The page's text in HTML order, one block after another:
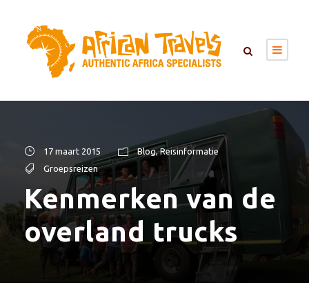
17 maart 2015 Blog, Reisinformatie
Groepsreizen
Kenmerken van de
overland trucks